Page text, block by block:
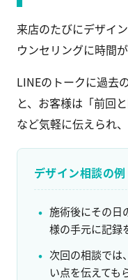
来店のたびにデザイ
ウンセリングに時間
LINEのトークに過去
と、お客様は「前回
など気軽に伝えられ
デザイン相談の例
施術後にその日
様の手元に記録
次回の相談では
い点を伝えても